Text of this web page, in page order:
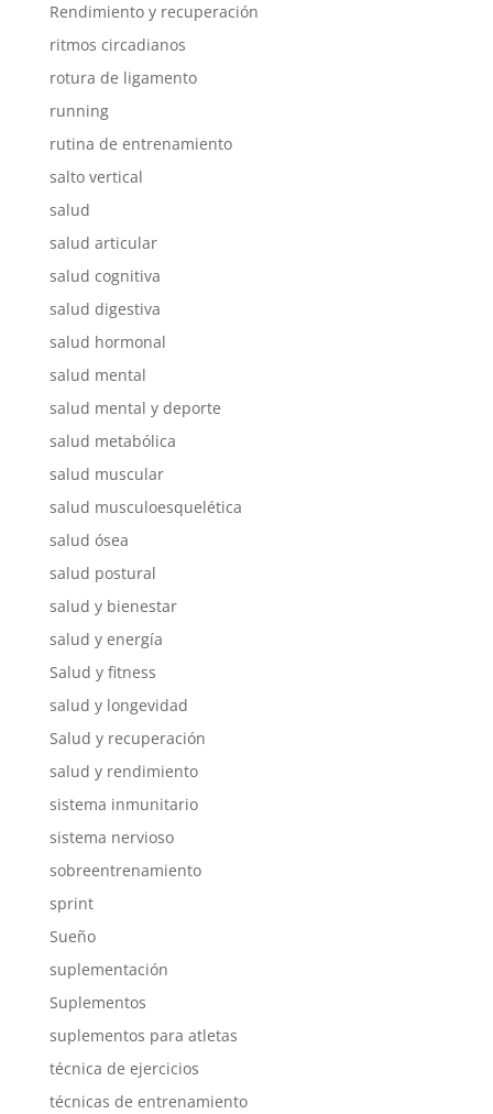
Rendimiento y recuperación
ritmos circadianos
rotura de ligamento
running
rutina de entrenamiento
salto vertical
salud
salud articular
salud cognitiva
salud digestiva
salud hormonal
salud mental
salud mental y deporte
salud metabólica
salud muscular
salud musculoesquelética
salud ósea
salud postural
salud y bienestar
salud y energía
Salud y fitness
salud y longevidad
Salud y recuperación
salud y rendimiento
sistema inmunitario
sistema nervioso
sobreentrenamiento
sprint
Sueño
suplementación
Suplementos
suplementos para atletas
técnica de ejercicios
técnicas de entrenamiento